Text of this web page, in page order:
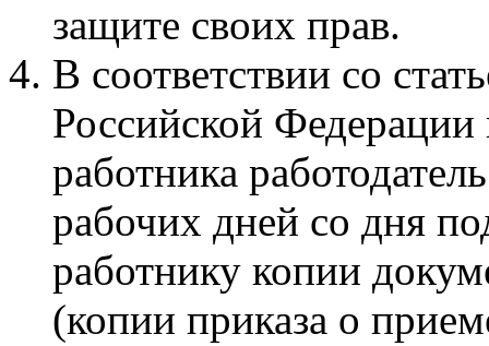
защите своих прав.
В соответствии со
Российской
работника
рабочих дней со дня
работнику копии
(копии приказа о